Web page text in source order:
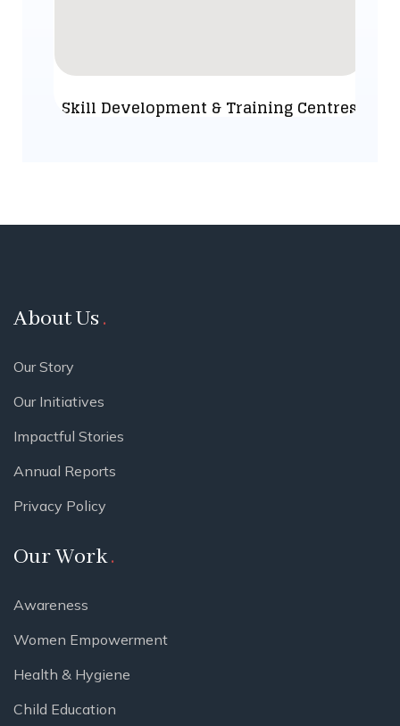
Skill Development & Training Centres
About Us
Our Story
Our Initiatives
Impactful Stories
Annual Reports
Privacy Policy
Our Work
Awareness
Women Empowerment
Health & Hygiene
Child Education